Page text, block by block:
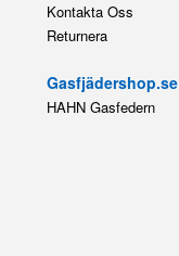
Kontakta Oss
Returnera
Gasfjädershop.se
HAHN Gasfedern